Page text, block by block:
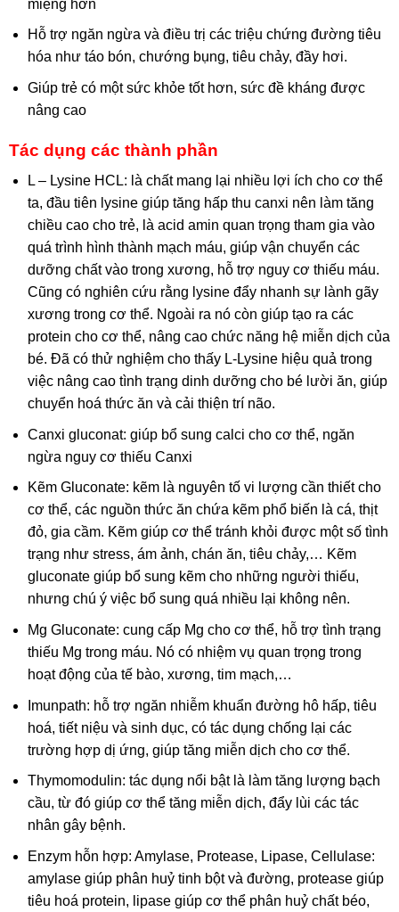
miệng hơn
Hỗ trợ ngăn ngừa và điều trị các triệu chứng đường tiêu
hóa như táo bón, chướng bụng, tiêu chảy, đầy hơi.
Giúp trẻ có một sức khỏe tốt hơn, sức đề kháng được
nâng cao
Tác dụng các thành phần
L – Lysine HCL: là chất mang lại nhiều lợi ích cho cơ thể
ta, đầu tiên lysine giúp tăng hấp thu canxi nên làm tăng
chiều cao cho trẻ, là acid amin quan trọng tham gia vào
quá trình hình thành mạch máu, giúp vận chuyển các
dưỡng chất vào trong xương, hỗ trợ nguy cơ thiếu máu.
Cũng có nghiên cứu rằng lysine đẩy nhanh sự lành gãy
xương trong cơ thể. Ngoài ra nó còn giúp tạo ra các
protein cho cơ thể, nâng cao chức năng hệ miễn dịch của
bé. Đã có thử nghiệm cho thấy L-Lysine hiệu quả trong
việc nâng cao tình trạng dinh dưỡng cho bé lười ăn, giúp
chuyển hoá thức ăn và cải thiện trí não.
Canxi gluconat: giúp bổ sung calci cho cơ thể, ngăn
ngừa nguy cơ thiếu Canxi
Kẽm Gluconate: kẽm là nguyên tố vi lượng cần thiết cho
cơ thể, các nguồn thức ăn chứa kẽm phổ biến là cá, thịt
đỏ, gia cầm. Kẽm giúp cơ thể tránh khỏi được một số tình
trạng như stress, ám ảnh, chán ăn, tiêu chảy,… Kẽm
gluconate giúp bổ sung kẽm cho những người thiếu,
nhưng chú ý việc bổ sung quá nhiều lại không nên.
Mg Gluconate: cung cấp Mg cho cơ thể, hỗ trợ tình trạng
thiếu Mg trong máu. Nó có nhiệm vụ quan trọng trong
hoạt động của tế bào, xương, tim mạch,…
Imunpath: hỗ trợ ngăn nhiễm khuẩn đường hô hấp, tiêu
hoá, tiết niệu và sinh dục, có tác dụng chống lại các
trường hợp dị ứng, giúp tăng miễn dịch cho cơ thể.
Thymomodulin: tác dụng nổi bật là làm tăng lượng bạch
cầu, từ đó giúp cơ thể tăng miễn dịch, đẩy lùi các tác
nhân gây bệnh.
Enzym hỗn hợp: Amylase, Protease, Lipase, Cellulase:
amylase giúp phân huỷ tinh bột và đường, protease giúp
tiêu hoá protein, lipase giúp cơ thể phân huỷ chất béo,